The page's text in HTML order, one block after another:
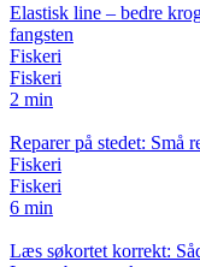
Elastisk line – bedre
fangsten
Fiskeri
Fiskeri
2 min
Reparer på stedet: Små
Fiskeri
Fiskeri
6 min
Læs søkortet korrekt: